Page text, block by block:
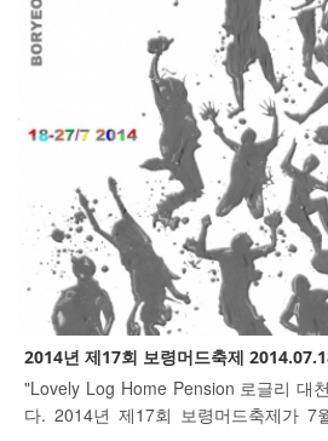
2014년 제17회 보령머드축제
"Lovely Log Home Pension 로글리 대
다. 2014년 제17회 보령머드축제가 7